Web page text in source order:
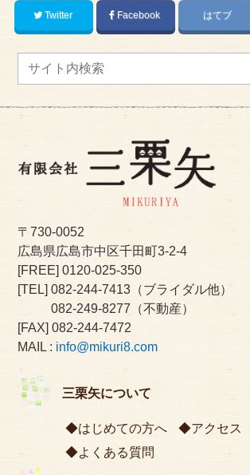
Twitter Facebook はてブ
〒730-0052
広島県広島市中区千田町3-2-4
[FREE]0120-025-350
[TEL] 082-244-7413 （ブライダル他）
082-249-8277 （不動産）
[FAX] 082-244-7472
MAIL : info@mikuri8.com
三栗矢について
はじめての方へ アクセス
よくある質問